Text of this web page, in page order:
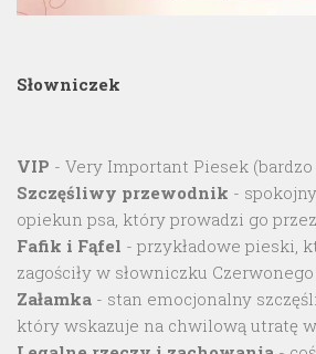
Słowniczek
VIP - Very Important Piesek
Szczęśliwy przewodnik -
opiekun psa, który prowadzi go
Fafik i Fąfel - przykładowe pieski,
zagościły w słowniczku
Załamka - stan emocjonalny
który wskazuje na chwilową utratę